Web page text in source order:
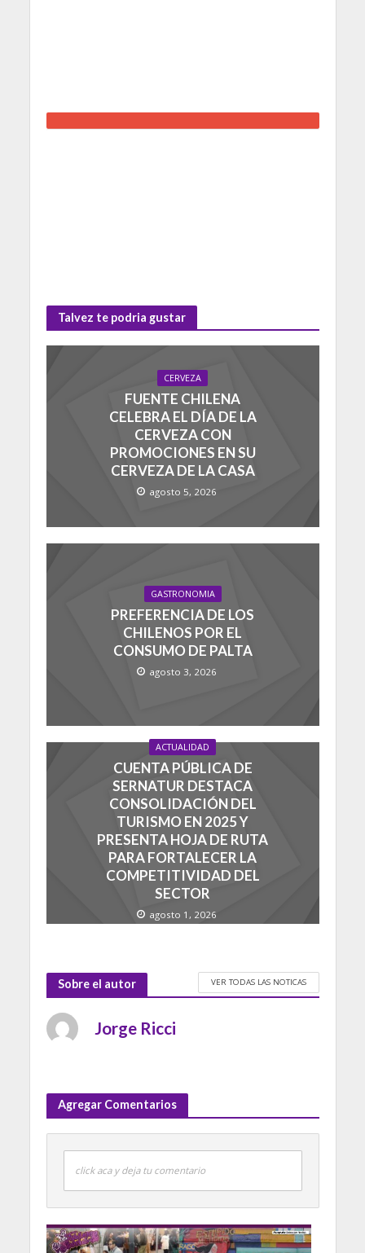
Talvez te podria gustar
CERVEZA
FUENTE CHILENA
CELEBRA EL DÍA DE LA
CERVEZA CON
PROMOCIONES EN SU
CERVEZA DE LA CASA
agosto 5, 2026
GASTRONOMIA
PREFERENCIA DE LOS
CHILENOS POR EL
CONSUMO DE PALTA
agosto 3, 2026
ACTUALIDAD
CUENTA PÚBLICA DE
SERNATUR DESTACA
CONSOLIDACIÓN DEL
TURISMO EN 2025 Y
PRESENTA HOJA DE RUTA
PARA FORTALECER LA
COMPETITIVIDAD DEL
SECTOR
agosto 1, 2026
Sobre el autor VER TODAS LAS NOTICAS
Jorge Ricci
Agregar Comentarios
click aca y deja tu comentario